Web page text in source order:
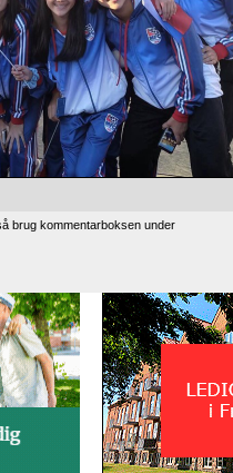
brug kommentarboksen under